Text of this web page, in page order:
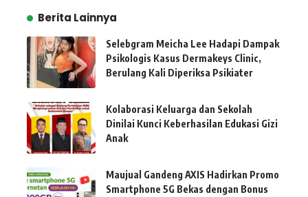
Berita Lainnya
Selebgram Meicha Lee Hadapi Dampak
Psikologis Kasus Dermakeys Clinic,
Berulang Kali Diperiksa Psikiater
Kolaborasi Keluarga dan Sekolah
Dinilai Kunci Keberhasilan Edukasi Gizi
Anak
Maujual Gandeng AXIS Hadirkan Promo
Smartphone 5G Bekas dengan Bonus